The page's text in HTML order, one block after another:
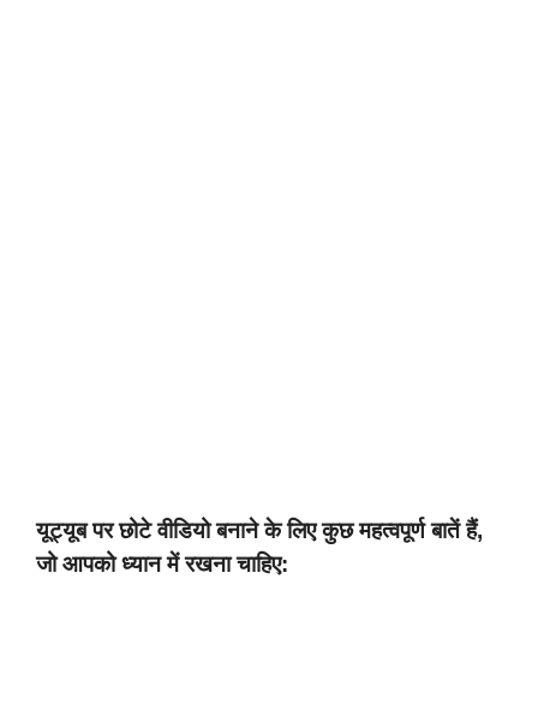
यूट्यूब पर छोटे वीडियो बनाने के लिए कुछ महत्वपूर्ण बातें हैं,
जो आपको ध्यान में रखना चाहिए: